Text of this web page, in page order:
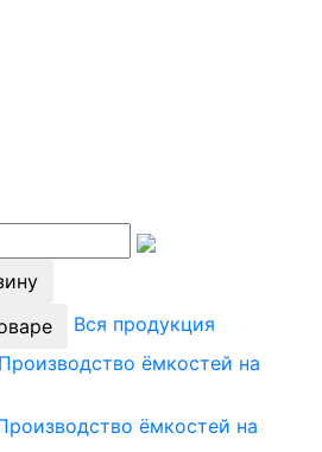
Вся продукция
Производство ёмкостей на
ёмкостей на